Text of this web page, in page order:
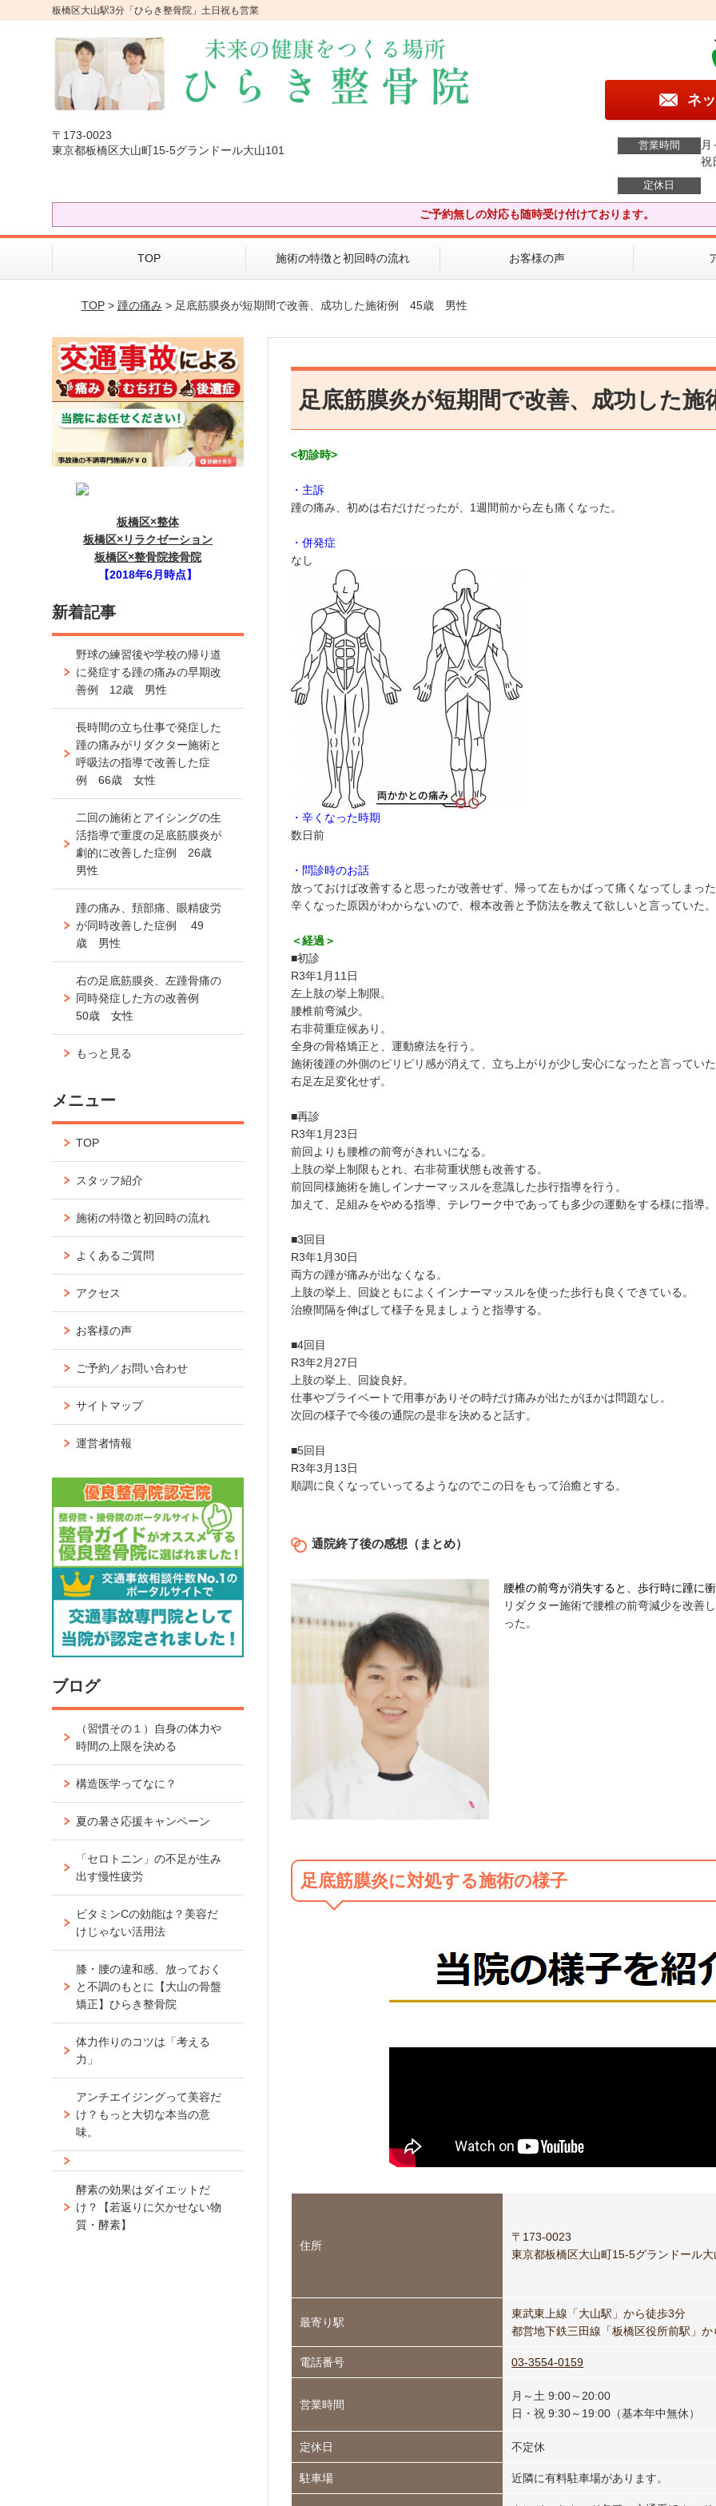
板橋区大山駅3分「ひらき整骨院」土日祝も営業
〒173-0023
東京都板橋区大山町15-5グランドール大山101
ネ
営業時間
祝
定休日
ご予約無しの対応も随時受け付けております。
TOP 施術の特徴と初回時の流れ お客様の声
TOP> 踵の痛み > 足底筋膜炎が短期間で改善、成功した施術例 45歳 男性
足底筋膜炎が短期間で改善、成功した
<初診時>
・主訴
踵の痛み、初めは右だけだったが、1週間前から左も痛くなった。
・併発症
なし
・辛くなった時期
数日前
・問診時のお話
放っておけば改善すると思ったが改善せず、帰って左もかばって痛くなってしまっ
辛くなった原因がわからないので、根本改善と予防法を教えて欲しいと言っていた。
＜経過＞
■初診
R3年1月11日
左上肢の挙上制限。
腰椎前弯減少。
右非荷重症候あり。
全身の骨格矯正と、運動療法を行う。
施術後踵の外側のピリピリ感が消えて、立ち上がりが少し安心になったと言ってい
右足左足変化せず。
■再診
R3年1月23日
前回よりも腰椎の前弯がきれいになる。
上肢の挙上制限もとれ、右非荷重状態も改善する。
前回同様施術を施しインナーマッスルを意識した歩行指導を行う。
加えて、足組みをやめる指導、テレワーク中であっても多少の運動をする様に指導。
■3回目
R3年1月30日
両方の踵が痛みが出なくなる。
上肢の挙上、回旋ともによくインナーマッスルを使った歩行も良くできている。
治療間隔を伸ばして様子を見ましょうと指導する。
■4回目
R3年2月27日
上肢の挙上、回旋良好。
仕事やプライベートで用事がありその時だけ痛みが出たがほかは問題なし。
次回の様子で今後の通院の是非を決めると話す。
■5回目
R3年3月13日
順調に良くなっていってるようなのでこの日をもって治癒とする。
通院終了後の感想（まとめ）
腰椎の前弯が消失すると、歩行時に踵に
リダクター施術で腰椎の前弯減少を改善
った。
足底筋膜炎に対処する施術の様子
住所
〒173-0023
東京都板橋区大山町15-5グランドール
最寄り駅
東武東上線「大山駅」から徒歩3分
都営地下鉄三田線「板橋区役所前駅」
電話番号 03-3554-0159
営業時間
月～土 9:00～20:00
日・祝 9:30～19:00（基本年中無休）
定休日 不定休
駐車場 近隣に有料駐車場があります。
板橋区×整体
板橋区×リラクゼーション
板橋区×整骨院接骨院
【2018年6月時点】
新着記事
野球の練習後や学校の帰り道
に発症する踵の痛みの早期改
善例 12歳 男性
長時間の立ち仕事で発症した
踵の痛みがリダクター施術と
呼吸法の指導で改善した症
例 66歳 女性
二回の施術とアイシングの生
活指導で重度の足底筋膜炎が
劇的に改善した症例 26歳
男性
踵の痛み、頚部痛、眼精疲労
が同時改善した症例 49
歳 男性
右の足底筋膜炎、左踵骨痛の
同時発症した方の改善例
50歳 女性
もっと見る
メニュー
TOP
スタッフ紹介
施術の特徴と初回時の流れ
よくあるご質問
アクセス
お客様の声
ご予約／お問い合わせ
サイトマップ
運営者情報
ブログ
（習慣その１）自身の体力や
時間の上限を決める
構造医学ってなに？
夏の暑さ応援キャンペーン
「セロトニン」の不足が生み
出す慢性疲労
ビタミンCの効能は？美容だ
けじゃない活用法
膝・腰の違和感、放っておく
と不調のもとに【大山の骨盤
矯正】ひらき整骨院
体力作りのコツは「考える
力」
アンチエイジングって美容だ
け？もっと大切な本当の意
味。
酵素の効果はダイエットだ
け？【若返りに欠かせない物
質・酵素】